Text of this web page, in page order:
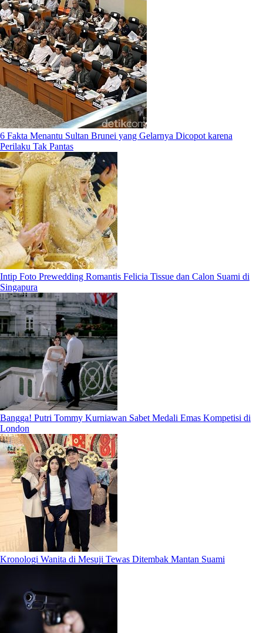
6 Fakta Menantu Sultan Brunei yang Gelarnya Dicopot karena
Perilaku Tak Pantas
Intip Foto Prewedding Romantis Felicia Tissue dan Calon Suami di
Singapura
Bangga! Putri Tommy Kurniawan Sabet Medali Emas Kompetisi di
London
Kronologi Wanita di Mesuji Tewas Ditembak Mantan Suami